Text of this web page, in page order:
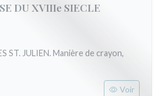
DU XVIIIe SIECLE
ST. JULIEN. Manière de crayon,
Voir